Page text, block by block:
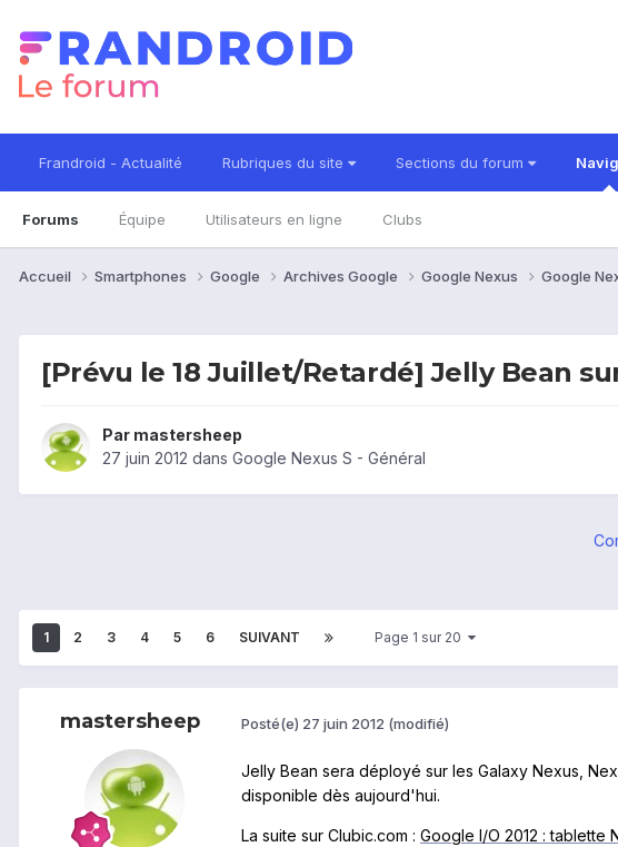
Frandroid - Actualité Rubriques du site Sections du forum
Forums Équipe Utilisateurs en ligne Clubs
Accueil Smartphones Google Archives Google Google Nexus Google
[Prévu le 18 Juillet/Retardé] Jelly Bean
Par mastersheep
27 juin 2012 dans Google Nexus S - Général
1 2 3 4 5 6 SUIVANT Page 1 sur 20
mastersheep Posté(e) 27 juin 2012 (modifié)
Jelly Bean sera déployé sur les Galaxy Nexus,
disponible dès aujourd'hui.
La suite sur Clubic.com : Google I/O 2012 : tablette